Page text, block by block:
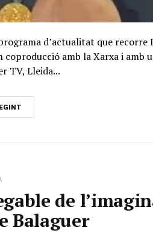
d’actualitat que recorre
amb la Xarxa i amb
TV, Lleida...
de
Balaguer